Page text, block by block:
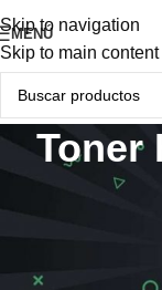
Skip to navigation
Skip to main content
MENÚ
Toner
Productos
Mostrando el único